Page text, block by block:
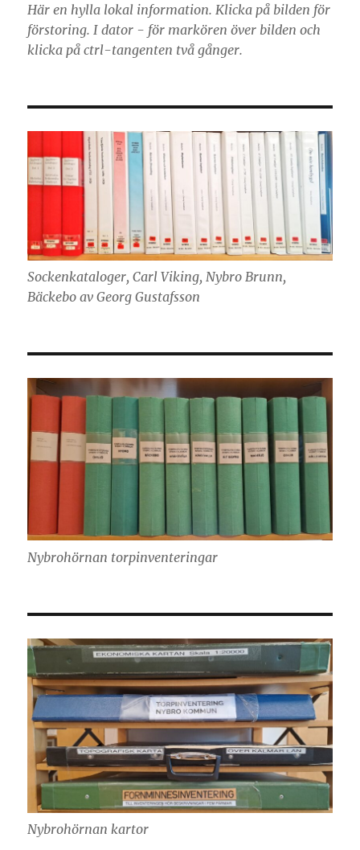
Här en hylla lokal information. Klicka på bilden för
förstoring. I dator - för markören över bilden och
klicka på ctrl-tangenten två gånger.
Sockenkataloger, Carl Viking, Nybro Brunn,
Bäckebo av Georg Gustafsson
Nybrohörnan torpinventeringar
Nybrohörnan kartor